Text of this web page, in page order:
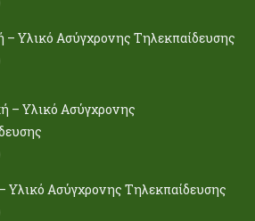
– Υλικό Ασύγχρονης Τηλεκπαίδευσης
– Υλικό Ασύγχρονης
Υλικό Ασύγχρονης Τηλεκπαίδευσης